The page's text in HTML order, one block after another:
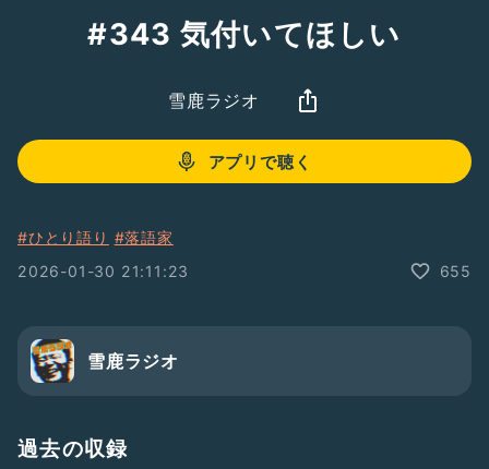
#343 気付いてほしい
雪鹿ラジオ
アプリで聴く
#ひとり語り #落語家
2026-01-30 21:11:23
655
雪鹿ラジオ
過去の収録